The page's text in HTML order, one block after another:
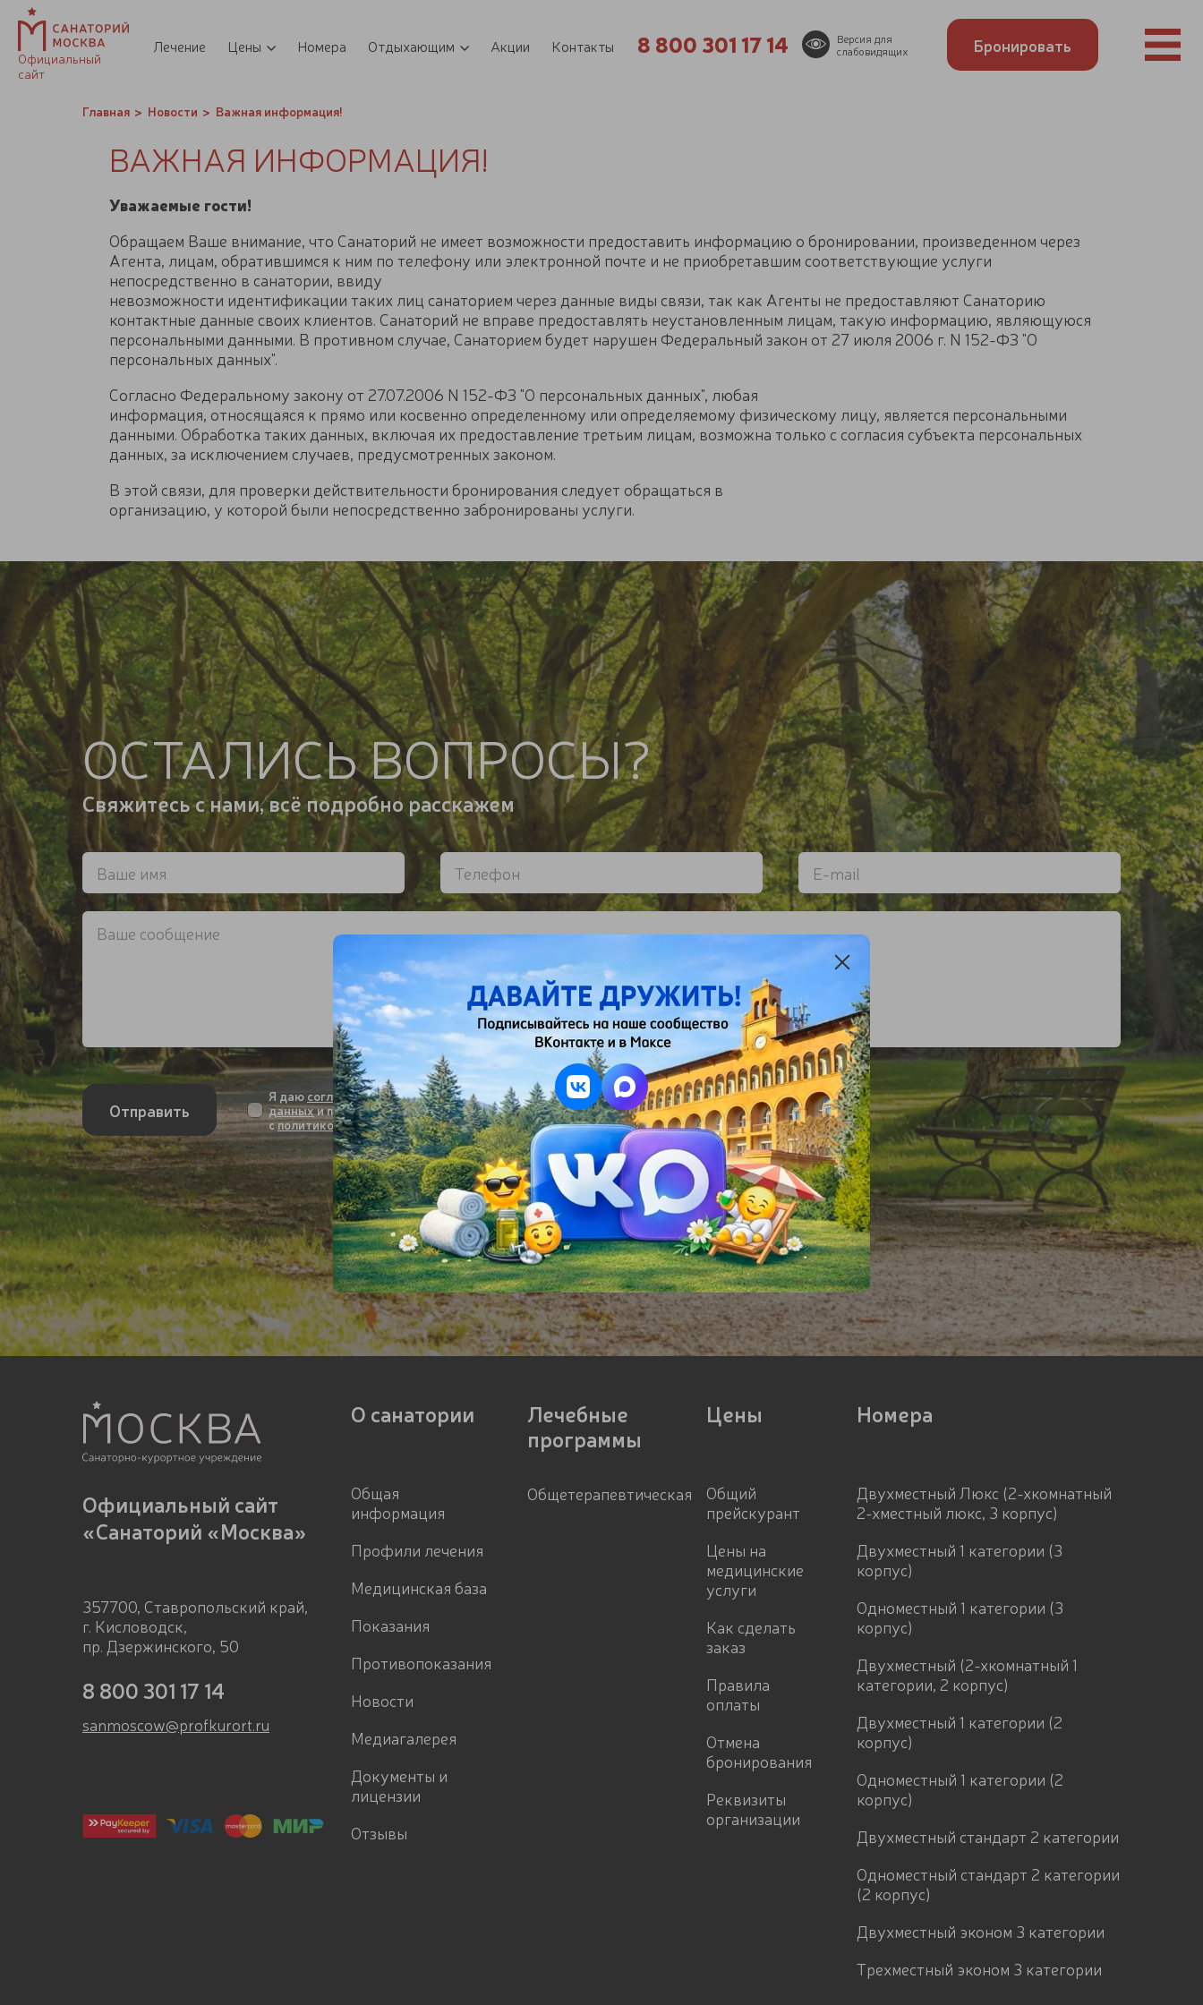
Официальный
сайт
Лечение Цены Номера Отдыхающим Акции Контакты 8 800 301 17 14
Версия для
слабовидящих
Бронировать
Главная Новости Важная информация!
ВАЖНАЯ ИНФОРМАЦИЯ!
Уважаемые гости!
Обращаем Ваше внимание, что Санаторий не имеет возможности предоставить информацию о бронировании, произведенном через
Агента, лицам, обратившимся к ним по телефону или электронной почте и не приобретавшим соответствующие услуги
непосредственно в санатории, ввиду
невозможности идентификации таких лиц санаторием через данные виды связи, так как Агенты не предоставляют Санаторию
контактные данные своих клиентов. Санаторий не вправе предоставлять неустановленным лицам, такую информацию, являющуюся
персональными данными. В противном случае, Санаторием будет нарушен Федеральный закон от 27 июля 2006 г. N 152-ФЗ "О
персональных данных".
Согласно Федеральному закону от 27.07.2006 N 152-ФЗ "О персональных данных", любая
информация, относящаяся к прямо или косвенно определенному или определяемому физическому лицу, является персональными
данными. Обработка таких данных, включая их предоставление третьим лицам, возможна только с согласия субъекта персональных
данных, за исключением случаев, предусмотренных законом.
В этой связи, для проверки действительности бронирования следует обращаться в
организацию, у которой были непосредственно забронированы услуги.
ОСТАЛИСЬ ВОПРОСЫ?
Свяжитесь с нами, всё подробно расскажем
Отправить
Я даю согласие на обработку персональных
данныхи подтверждаю ознакомление
сполитикой конфиденциальности
Официальный сайт
«Санаторий «Москва»
357700, Ставропольский край,
г. Кисловодск,
пр. Дзержинского, 50
8 800 301 17 14
sanmoscow@profkurort.ru
О санатории
Общая
информация
Профили лечения
Медицинская база
Показания
Противопоказания
Новости
Медиагалерея
Документы и
лицензии
Отзывы
Лечебные
программы
Общетерапевтическая
Цены
Общий
прейскурант
Цены на
медицинские
услуги
Как сделать
заказ
Правила
оплаты
Отмена
бронирования
Реквизиты
организации
Номера
Двухместный Люкс (2-хкомнатный
2-хместный люкс, 3 корпус)
Двухместный 1 категории (3
корпус)
Одноместный 1 категории (3
корпус)
Двухместный (2-хкомнатный 1
категории, 2 корпус)
Двухместный 1 категории (2
корпус)
Одноместный 1 категории (2
корпус)
Двухместный стандарт 2 категории
Одноместный стандарт 2 категории
(2 корпус)
Двухместный эконом 3 категории
Трехместный эконом 3 категории